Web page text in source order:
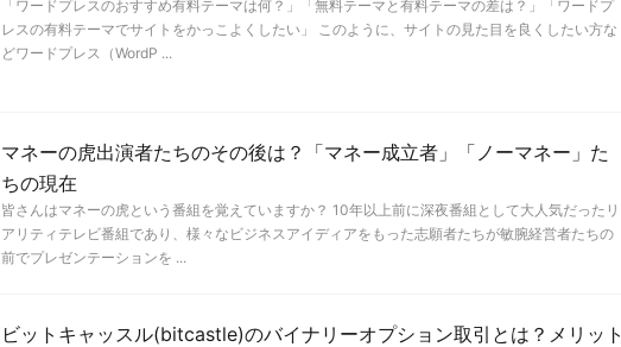
「ワードプレスのおすすめ有料テーマは何？」「無料テーマと有料テーマの差は？」「ワードプ
レスの有料テーマでサイトをかっこよくしたい」 このように、サイトの見た目を良くしたい方な
どワードプレス（WordP ...
マネーの虎出演者たちのその後は？「マネー成立者」「ノーマネー」た
ちの現在
皆さんはマネーの虎という番組を覚えていますか？ 10年以上前に深夜番組として大人気だったリ
アリティテレビ番組であり、様々なビジネスアイディアをもった志願者たちが敏腕経営者たちの
前でプレゼンテーションを ...
ビットキャッスル(bitcastle)のバイナリーオプション取引とは？メリット